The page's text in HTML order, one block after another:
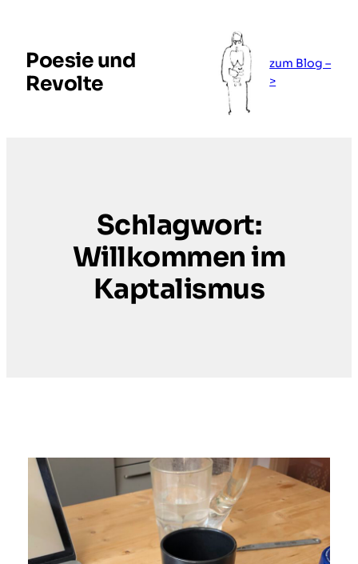
springen
Poesie und
Revolte
zum Blog –
>
Schlagwort:
Willkommen im
Kaptalismus